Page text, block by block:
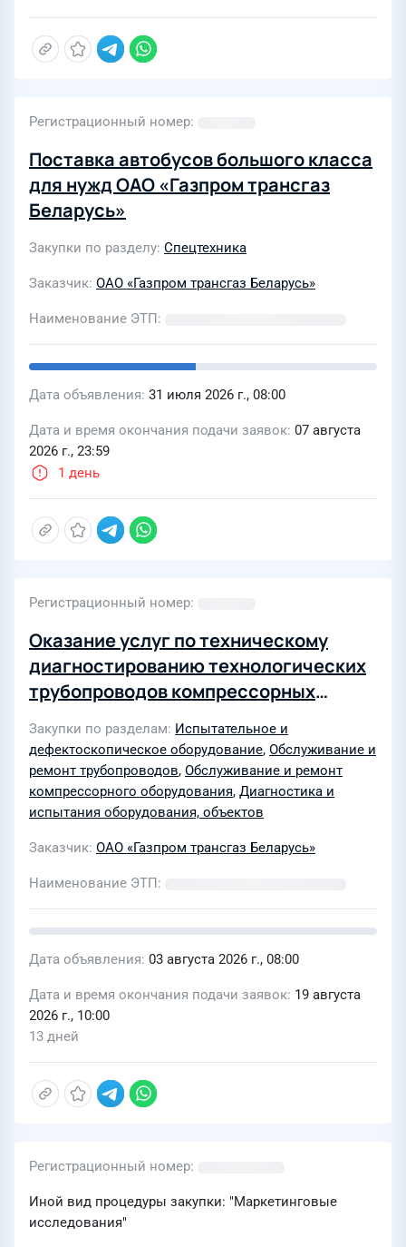
Регистрационный номер
Поставка автобусов большого класса
для нужд ОАО «Газпром трансгаз
Беларусь»
Закупки по разделу Спецтехника
Заказчик ОАО «Газпром трансгаз Беларусь»
Наименование ЭТП
Дата объявления 31 июля 2026 г., 08:00
Дата и время окончания подачи заявок 07 августа
2026 г., 23:59
1 день
Регистрационный номер
Оказание услуг по техническому
диагностированию технологических
трубопроводов компрессорных
автоматизированного
диагностического комплекса в
интересах ОАО «Газпром трансгаз
Беларусь» на 2027 год
Закупки по разделам Испытательное и
дефектоскопическое оборудование, Обслуживание и
ремонт трубопроводов, Обслуживание и ремонт
компрессорного оборудования, Диагностика и
испытания оборудования, объектов
Заказчик ОАО «Газпром трансгаз Беларусь»
Наименование ЭТП
Дата объявления 03 августа 2026 г., 08:00
Дата и время окончания подачи заявок 19 августа
2026 г., 10:00
13 дней
Регистрационный номер
Иной вид процедуры закупки: "Маркетинговые
исследования"